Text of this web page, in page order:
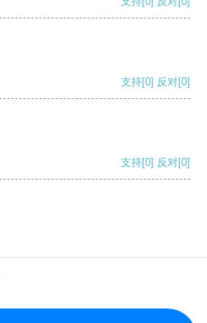
支持[0] 反对[0]
支持[0] 反对[0]